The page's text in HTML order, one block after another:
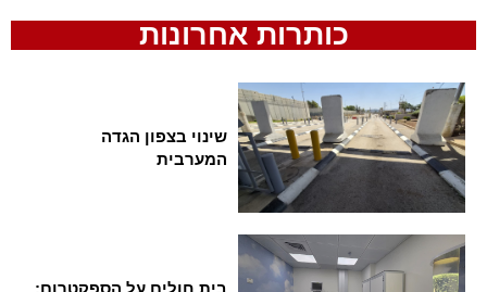
כותרות אחרונות
שינוי בצפון הגדה
המערבית